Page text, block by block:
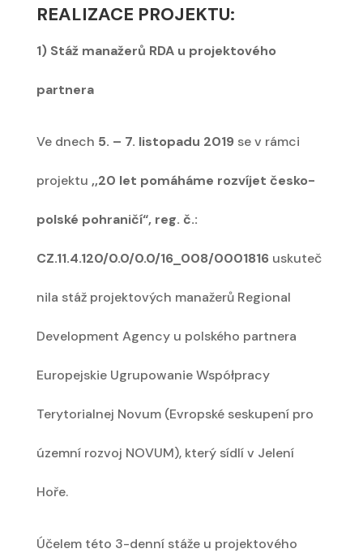
REALIZACE PROJEKTU:
1) Stáž manažerů RDA u projektového
partnera
Ve dnech 5. – 7. listopadu 2019se v rámci
projektu ,,20 let pomáháme rozvíjet česko-
polské pohraničí“, reg. č.:
CZ.11.4.120/0.0/0.0/16_008/0001816uskuteč
nila stáž projektových manažerů Regional
Development Agency u polského partnera
Europejskie Ugrupowanie Współpracy
Terytorialnej Novum (Evropské seskupení pro
územní rozvoj NOVUM), který sídlí v Jelení
Hoře.
Účelem této 3-denní stáže u projektového